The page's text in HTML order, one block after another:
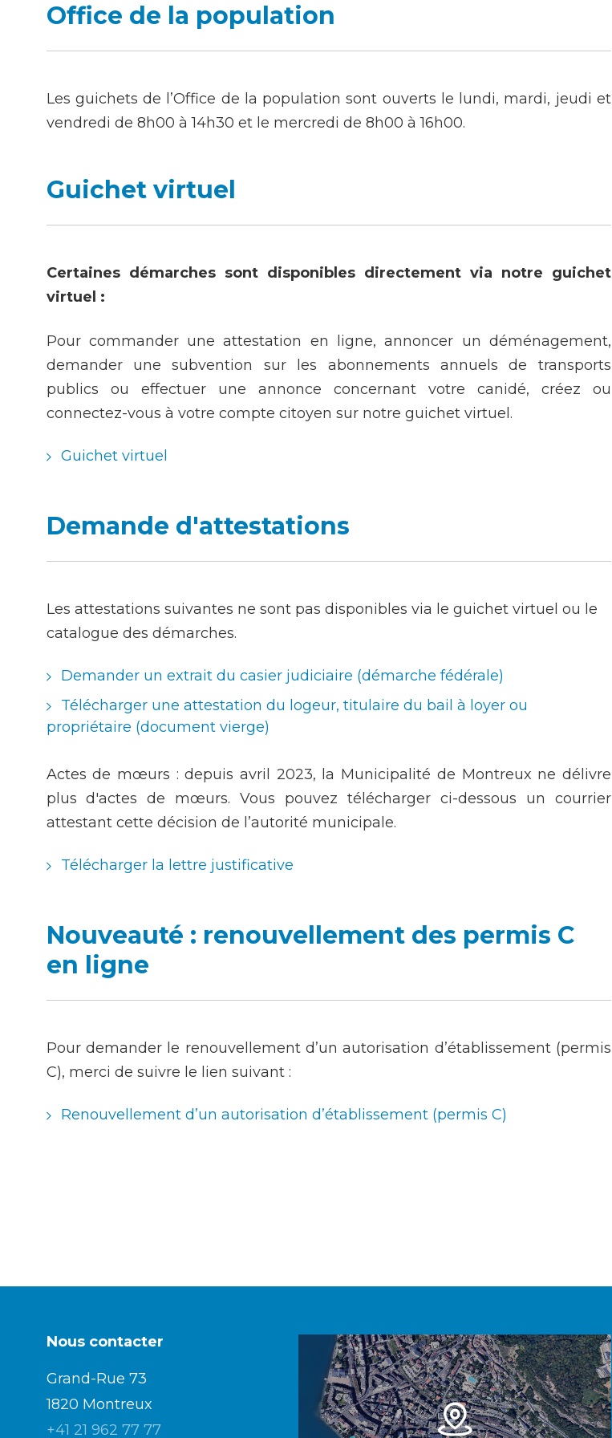
Achats
Environnement Mobilité
Office de la population
Les guichets de l’Office de la population sont ouverts le lundi, mardi, jeudi et
vendredi de 8h00 à 14h30 et le mercredi de 8h00 à 16h00.
Guichet virtuel
Certaines démarches sont disponibles directement via notre guichet
virtuel :
Pour commander une attestation en ligne, annoncer un déménagement,
demander une subvention sur les abonnements annuels de transports
publics ou effectuer une annonce concernant votre canidé, créez ou
connectez-vous à votre compte citoyen sur notre guichet virtuel.
Guichet virtuel
Demande d'attestations
Les attestations suivantes ne sont pas disponibles via le guichet virtuel ou le
catalogue des démarches.
Demander un extrait du casier judiciaire (démarche fédérale)
Télécharger une attestation du logeur, titulaire du bail à loyer ou
propriétaire (document vierge)
Actes de mœurs : depuis avril 2023, la Municipalité de Montreux ne délivre
plus d'actes de mœurs. Vous pouvez télécharger ci-dessous un courrier
attestant cette décision de l’autorité municipale.
Télécharger la lettre justificative
Nouveauté : renouvellement des permis C
en ligne
Pour demander le renouvellement d’un autorisation d’établissement (permis
C), merci de suivre le lien suivant :
Renouvellement d’un autorisation d’établissement (permis C)
Nous contacter
Grand-Rue 73
1820 Montreux
+41 21 962 77 77